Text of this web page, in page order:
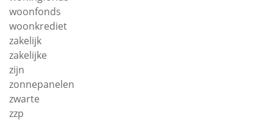
woonfonds
woonkrediet
zakelijk
zakelijke
zijn
zonnepanelen
zwarte
zzp